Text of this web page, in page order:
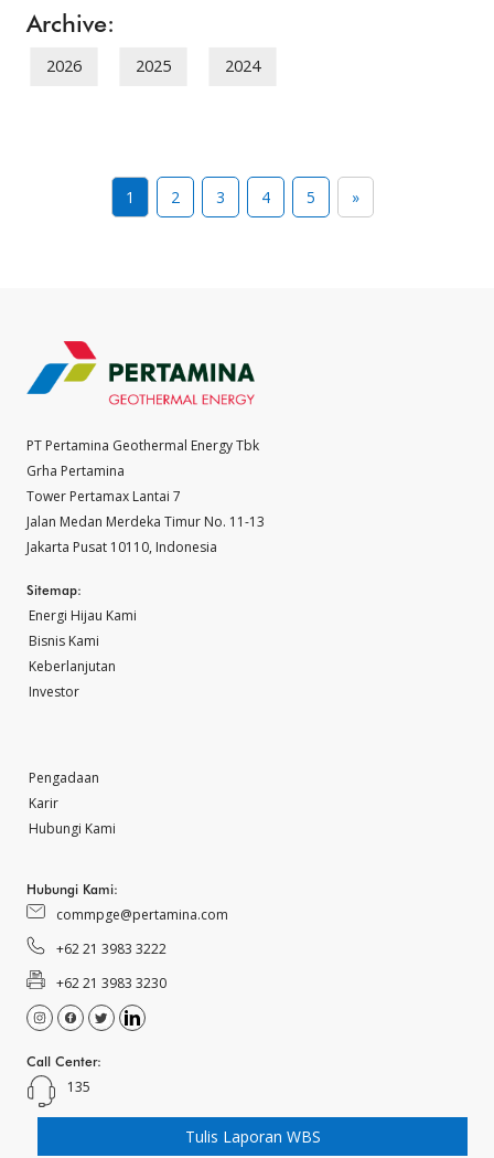
Archive:
2026 2025 2024
1 2 3 4 5 »
PT Pertamina Geothermal Energy Tbk
Grha Pertamina
Tower Pertamax Lantai 7
Jalan Medan Merdeka Timur No. 11-13
Jakarta Pusat 10110, Indonesia
Sitemap:
Energi Hijau Kami
Bisnis Kami
Keberlanjutan
Investor
Pengadaan
Karir
Hubungi Kami
Hubungi Kami:
commpge@pertamina.com
+62 21 3983 3222
+62 21 3983 3230
Call Center:
135
Tulis Laporan WBS